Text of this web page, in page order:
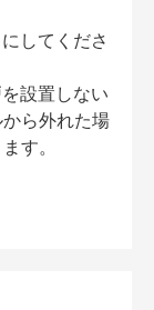
してくださ
設置しない
ら外れた場
す。